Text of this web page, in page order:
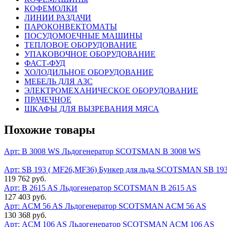
КОФЕМОЛКИ
ЛИНИИ РАЗДАЧИ
ПАРОКОНВЕКТОМАТЫ
ПОСУДОМОЕЧНЫЕ МАШИНЫ
ТЕПЛОВОЕ ОБОРУДОВАНИЕ
УПАКОВОЧНОЕ ОБОРУДОВАНИЕ
ФАСТ-ФУД
ХОЛОДИЛЬНОЕ ОБОРУДОВАНИЕ
МЕБЕЛЬ ДЛЯ АЗС
ЭЛЕКТРОМЕХАНИЧЕСКОЕ ОБОРУДОВАНИЕ
ПРАЧЕЧНОЕ
ШКАФЫ ДЛЯ ВЫЗРЕВАНИЯ МЯСА
Похожие товары
Арт: B 3008 WS Льдогенератор SCOTSMAN B 3008 WS
Арт: SB 193 ( MF26,MF36) Бункер для льда SCOTSMAN SB
119 762 руб.
Арт: B 2615 AS Льдогенератор SCOTSMAN B 2615 AS
127 403 руб.
Арт: ACM 56 AS Льдогенератор SCOTSMAN ACM 56 AS
130 368 руб.
Арт: ACM 106 AS Льдогенератор SCOTSMAN ACM 106 AS